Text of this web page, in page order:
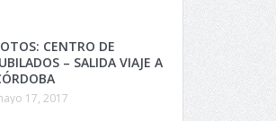
CENTRO DE
– SALIDA VIAJE A
17, 2017